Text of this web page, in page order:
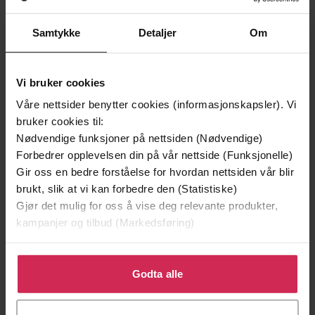
Samtykke Detaljer Om
Vi bruker cookies
Våre nettsider benytter cookies (informasjonskapsler). Vi
bruker cookies til:
Nødvendige funksjoner på nettsiden (Nødvendige)
Forbedrer opplevelsen din på vår nettside (Funksjonelle)
Gir oss en bedre forståelse for hvordan nettsiden vår blir
brukt, slik at vi kan forbedre den (Statistiske)
Gjør det mulig for oss å vise deg relevante produkter,
kampanjer og tilbud (Markedsføring)
Klikk på «Godta alle» for å gi oss ditt samtykke til å
bruke cookies for alle disse formålene. Du kan også
tilpasse ditt samtykke til spesifikke formål ved å klikke
Godta alle
199,-
Minnesota
Jo Nesbø
En lykkelig familie